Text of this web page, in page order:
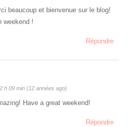
beaucoup et bienvenue sur le blog!
weekend !
Répondre
h 09 min (12 années ago)
Have a great weekend!
Répondre